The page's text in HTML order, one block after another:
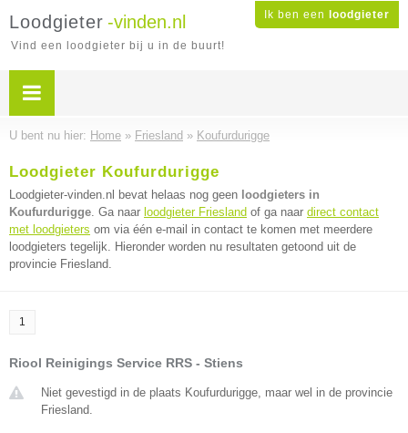
Ik ben een loodgieter
Loodgieter -vinden.nl
Vind een loodgieter bij u in de buurt!
U bent nu hier: Home » Friesland » Koufurdurigge
Loodgieter Koufurdurigge
Loodgieter-vinden.nl bevat helaas nog geen loodgieters in
Koufurdurigge. Ga naar loodgieter Friesland of ga naar direct contact
met loodgieters om via één e-mail in contact te komen met meerdere
loodgieters tegelijk. Hieronder worden nu resultaten getoond uit de
provincie Friesland.
1
Riool Reinigings Service RRS - Stiens
Niet gevestigd in de plaats Koufurdurigge, maar wel in de provincie
Friesland.